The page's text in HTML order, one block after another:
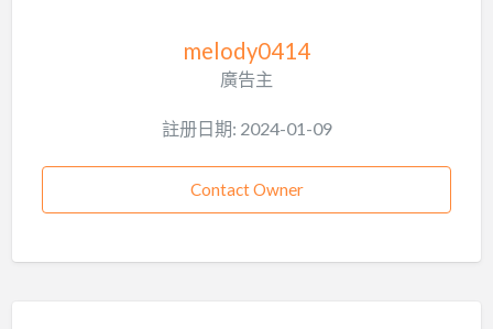
melody0414
廣告主
註册日期: 2024-01-09
Contact Owner